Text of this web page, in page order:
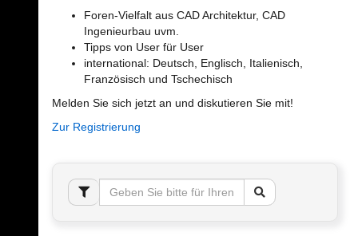
Foren-Vielfalt aus CAD Architektur, CAD
Ingenieurbau uvm.
Tipps von User für User
international: Deutsch, Englisch, Italienisch,
Französisch und Tschechisch
Melden Sie sich jetzt an und diskutieren Sie mit!
Zur Registrierung